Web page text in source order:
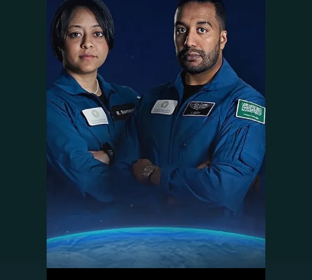
27 مارس 2023
المهمات الفضائية
الذكاء الاصطناعي يمكنه
المساعدة في البحث عن
الحياة على المريخ والعوالم
الأخرى المجهولة
أداوات تعلم الآلة الحديثة يمكن أن تساعد العلماء
في البحث عن علامات على وجود الحياة على
المريخ وعوالم أخرى نظرًا لتقييد القدرة على